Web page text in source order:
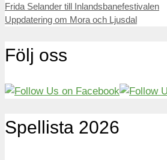
Inläggsnavigering
Frida Selander till Inlandsbanefestivalen
Uppdatering om Mora och Ljusdal
Följ oss
Spellista 2026